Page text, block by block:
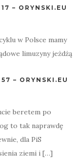
– ORYNSKI.EU
w Polsce mamy
limuzyny jeżdżą
– ORYNSKI.EU
beretem po
to tak naprawdę
dla PiS
ziemi i […]